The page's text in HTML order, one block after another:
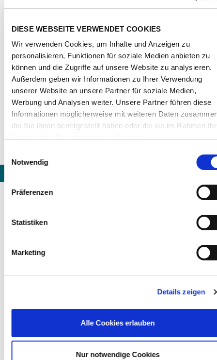
DIESE WEBSEITE VERWENDET COOKIES
Wir verwenden Cookies, um Inhalte und Anzeigen zu
personalisieren, Funktionen für soziale Medien anbieten zu
können und die Zugriffe auf unsere Website zu analysieren.
Außerdem geben wir Informationen zu Ihrer Verwendung
unserer Website an unsere Partner für soziale Medien,
Werbung und Analysen weiter. Unsere Partner führen diese
Informationen möglicherweise mit weiteren Daten
die Sie ihnen bereitgestellt haben oder die sie im Rahmen
zugleich gem. Art. 49 Abs. 1 S. 1 lit a DSGVO ein, dass Ihre
Daten in den USA verarbeitet werden. Die USA werden vom
Europäischen Gerichtshof als ein Land mit einem nach EU-
Standards unzureichenden Datenschutzniveau eingeschätzt.
US-Behörden, zu Kontroll- und Überwachungszwecken,
möglicherweise auch ohne Rechtsbehelfsmöglichkeiten,
klicken und haben nur „Notwendig“ markiert, findet die
Notwendig
Präferenzen
Statistiken
Marketing
Details zeigen
Alle Cookies erlauben
Nur notwendige Cookies
EMPFOHLENE PRODUKTE
Previous Next